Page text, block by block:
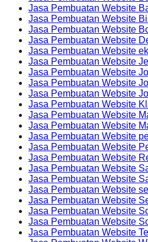
Jasa Pembuatan Website
Jasa Pembuatan Website
Jasa Pembuatan Website
Jasa Pembuatan Website
Jasa Pembuatan Website
Jasa Pembuatan Website
Jasa Pembuatan Website
Jasa Pembuatan Website
Jasa Pembuatan Website
Jasa Pembuatan Website
Jasa Pembuatan Website
Jasa Pembuatan Website
Jasa Pembuatan Website
Jasa Pembuatan Website
Jasa Pembuatan Website
Jasa Pembuatan Website
Jasa Pembuatan Website
Jasa Pembuatan Website
Jasa Pembuatan Website
Jasa Pembuatan Website
Jasa Pembuatan Website
Jasa Pembuatan Website